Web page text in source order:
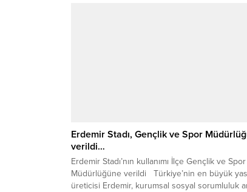
Erdemir Stadı, Gençlik ve Spor
verildi…
Erdemir Stadı’nın kullanımı İlçe Gençlik ve Spor
Müdürlüğüne verildi Türkiye’nin en büyük
üreticisi Erdemir, kurumsal sosyal sorumluluk